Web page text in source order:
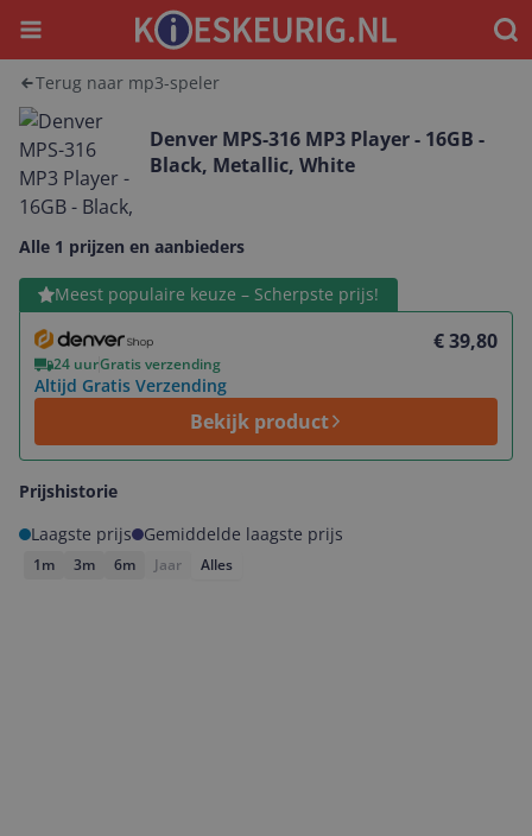
Menu
Terug naar mp3-speler
Denver MPS-316 MP3 Player - 16GB -
Black, Metallic, White
Alle 1 prijzen en aanbieders
Meest populaire keuze – Scherpste prijs!
€ 39,80
24 uurGratis verzending
Altijd Gratis Verzending
Bekijk product
Bekijk product
Prijshistorie
Laagste prijs
Gemiddelde laagste prijs
1m 3m 6m Jaar Alles